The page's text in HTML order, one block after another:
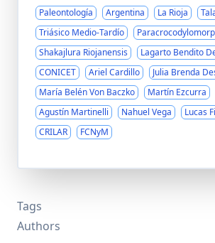
Paleontología Argentina La Rioja
Triásico Medio-Tardío
Shakajlura Riojanensis
Lagarto Bendito
CONICET
Ariel Cardillo
Julia Brenda
María Belén Von Baczko
Martín Ezcurra
Agustín Martinelli
Nahuel Vega
Lucas
CRILAR
FCNyM
Tags
Authors